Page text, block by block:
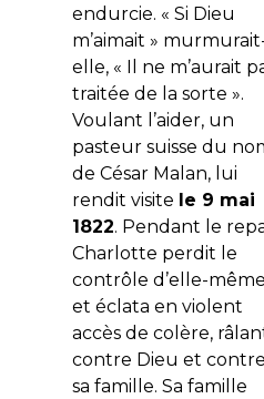
endurcie. « Si Dieu
m’aimait »
elle, « Il ne m’aurait
traitée de la sorte ».
Voulant l’aider, un
pasteur suisse du
de César Malan, lui
rendit visite le 9 mai
1822. Pendant le
Charlotte perdit le
contrôle d’elle-même
et éclata en violent
accès de colère,
contre Dieu et contre
sa famille. Sa famille